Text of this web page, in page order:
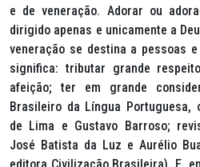
e de veneração. Adorar ou
dirigido apenas e unicamente a
veneração se destina a pessoas
significa: tributar grande
afeição; ter em grande
Brasileiro da Língua Portuguesa,
de Lima e Gustavo Barroso;
José Batista da Luz e Aurélio